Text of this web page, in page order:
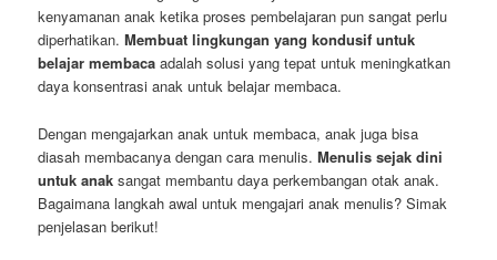
kenyamanan anak ketika proses pembelajaran pun sangat perlu
diperhatikan.Membuat lingkungan yang kondusif untuk
belajar membaca adalah solusi yang tepat untuk meningkatkan
daya konsentrasi anak untuk belajar membaca.
Dengan mengajarkan anak untuk membaca, anak juga bisa
diasah membacanya dengan cara menulis.Menulis sejak dini
untuk anak sangat membantu daya perkembangan otak anak.
Bagaimana langkah awal untuk mengajari anak menulis? Simak
penjelasan berikut!